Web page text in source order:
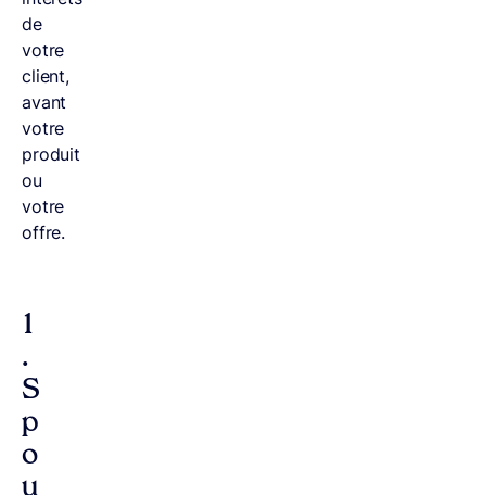
de
votre
client,
avant
votre
produit
ou
votre
offre.
1
.
S
p
o
u